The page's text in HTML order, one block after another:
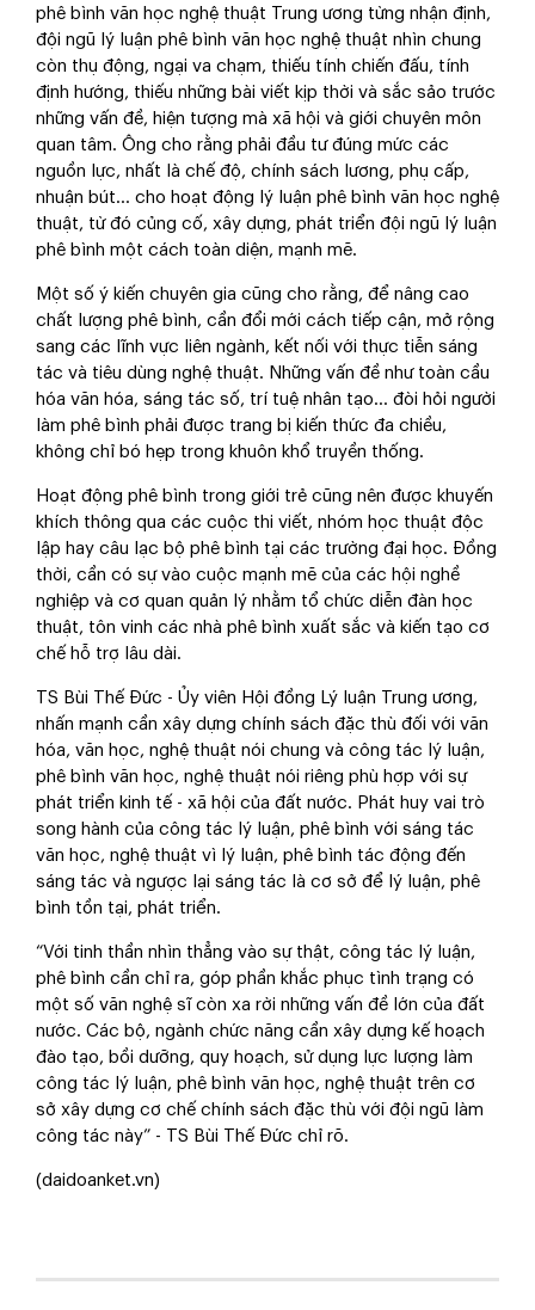
phê bình văn học nghệ thuật Trung ương từng nhận định,
đội ngũ lý luận phê bình văn học nghệ thuật nhìn chung
còn thụ động, ngại va chạm, thiếu tính chiến đấu, tính
định hướng, thiếu những bài viết kịp thời và sắc sảo trước
những vấn đề, hiện tượng mà xã hội và giới chuyên môn
quan tâm. Ông cho rằng phải đầu tư đúng mức các
nguồn lực, nhất là chế độ, chính sách lương, phụ cấp,
nhuận bút… cho hoạt động lý luận phê bình văn học nghệ
thuật, từ đó củng cố, xây dựng, phát triển đội ngũ lý luận
phê bình một cách toàn diện, mạnh mẽ.
Một số ý kiến chuyên gia cũng cho rằng, để nâng cao
chất lượng phê bình, cần đổi mới cách tiếp cận, mở rộng
sang các lĩnh vực liên ngành, kết nối với thực tiễn sáng
tác và tiêu dùng nghệ thuật. Những vấn đề như toàn cầu
hóa văn hóa, sáng tác số, trí tuệ nhân tạo... đòi hỏi người
làm phê bình phải được trang bị kiến thức đa chiều,
không chỉ bó hẹp trong khuôn khổ truyền thống.
Hoạt động phê bình trong giới trẻ cũng nên được khuyến
khích thông qua các cuộc thi viết, nhóm học thuật độc
lập hay câu lạc bộ phê bình tại các trường đại học. Đồng
thời, cần có sự vào cuộc mạnh mẽ của các hội nghề
nghiệp và cơ quan quản lý nhằm tổ chức diễn đàn học
thuật, tôn vinh các nhà phê bình xuất sắc và kiến tạo cơ
chế hỗ trợ lâu dài.
TS Bùi Thế Đức - Ủy viên Hội đồng Lý luận Trung ương,
nhấn mạnh cần xây dựng chính sách đặc thù đối với văn
hóa, văn học, nghệ thuật nói chung và công tác lý luận,
phê bình văn học, nghệ thuật nói riêng phù hợp với sự
phát triển kinh tế - xã hội của đất nước. Phát huy vai trò
song hành của công tác lý luận, phê bình với sáng tác
văn học, nghệ thuật vì lý luận, phê bình tác động đến
sáng tác và ngược lại sáng tác là cơ sở để lý luận, phê
bình tồn tại, phát triển.
“Với tinh thần nhìn thẳng vào sự thật, công tác lý luận,
phê bình cần chỉ ra, góp phần khắc phục tình trạng có
một số văn nghệ sĩ còn xa rời những vấn đề lớn của đất
nước. Các bộ, ngành chức năng cần xây dựng kế hoạch
đào tạo, bồi dưỡng, quy hoạch, sử dụng lực lượng làm
công tác lý luận, phê bình văn học, nghệ thuật trên cơ
sở xây dựng cơ chế chính sách đặc thù với đội ngũ làm
công tác này” - TS Bùi Thế Đức chỉ rõ.
(daidoanket.vn)